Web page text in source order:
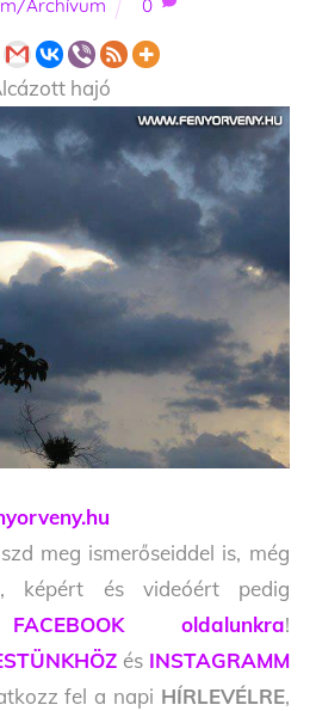
Archívum
0
hajó
meg ismerőseiddel is, még
képért és videóért pedig
FACEBOOK oldalunkra!
és INSTAGRAMM
fel a napi HÍRLEVÉLRE,